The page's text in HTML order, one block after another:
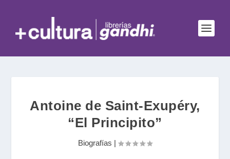
Antoine de Saint-Exupéry,
“El Principito”
Biografías |